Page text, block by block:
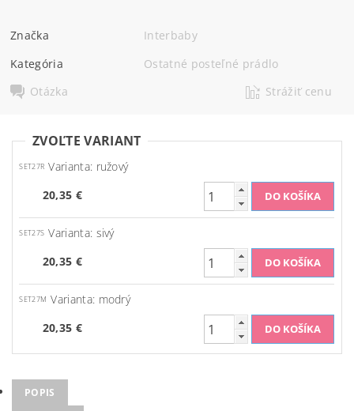
Značka
Interbaby
Kategória
Ostatné posteľné prádlo
Otázka
Strážiť cenu
ZVOĽTE VARIANT
SET27R Varianta: ružový
20,35 €
SET27S Varianta: sivý
20,35 €
SET27M Varianta: modrý
20,35 €
POPIS